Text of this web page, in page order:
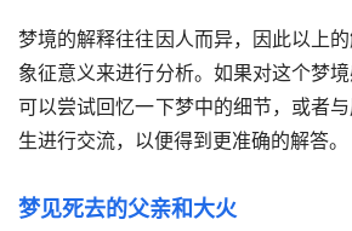
梦境的解释往往因人而异，因此以上
象征意义来进行分析。如果对这个梦境
可以尝试回忆一下梦中的细节，或者
生进行交流，以便得到更准确的解答。
梦见死去的父亲和大火